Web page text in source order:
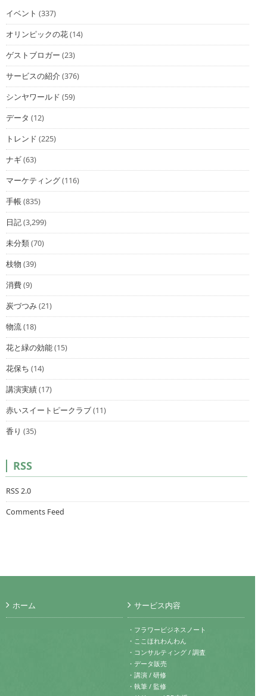
イベント (337)
オリンピックの花(14)
ゲストブロガー (23)
サービスの紹介(376)
シンヤワールド (59)
データ (12)
トレンド (225)
ナギ(63)
マーケティング(116)
手帳(835)
日記(3,299)
未分類(70)
枝物 (39)
消費(9)
炭づつみ(21)
物流(18)
花と緑の効能(15)
花保ち (14)
講演実績(17)
赤いスイートピークラブ(11)
香り (35)
RSS
RSS 2.0
Comments Feed
ホーム サービス内容
・フラワービジネスノート
・ここほれわんわん
・コンサルティング / 調査
・データ販売
・講演 / 研修
・執筆 / 監修